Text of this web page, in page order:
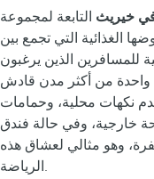
في خيريث التابعة لمجموعة Barceló
الغذائية التي تجمع بين
للمسافرين الذين يرغبون
واحدة من أكثر مدن قادش
نكهات محلية، وحمامات
غولف مرموق مكون من 18 حفرة، وهو مثالي لعشاق هذه
الرياضة.